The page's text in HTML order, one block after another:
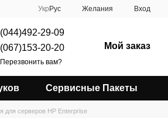
Укр Рус Желания Вход
(044)492-29-09
(067)153-20-20
Перезвонить вам?
Мой заказ
Сервисные Пакеты
для серверов HP Enterprise